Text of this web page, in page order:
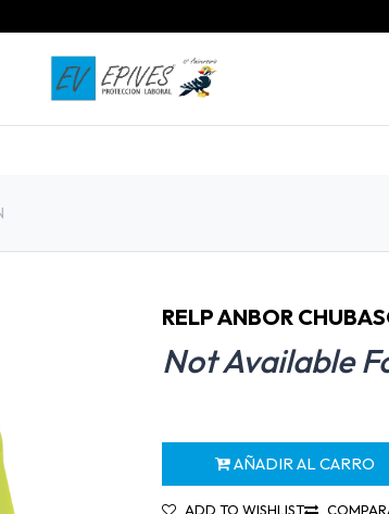
RELP ANBOR
Not Available
AÑADIR AL CARRO
ADD TO WISHLIST